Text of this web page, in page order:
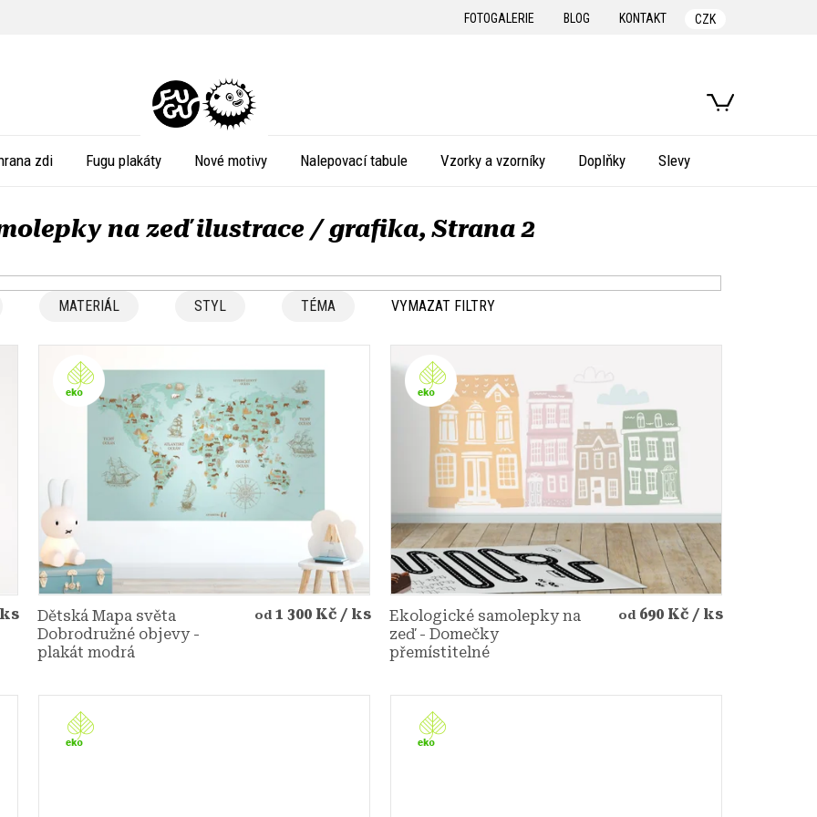
FOTOGALERIE BLOG KONTAKT CZK
NÁKUPNÍ
zdi Fugu plakáty Nové motivy Nalepovací tabule Vzorky a vzorníky Doplňky Slevy
na zeď ilustrace / grafika, Strana 2
MATERIÁL STYL TÉMA VYMAZAT FILTRY
Dětská Mapa světa
Dobrodružné objevy -
plakát modrá
od 1 300 Kč / ks
Ekologické samolepky na
zeď - Domečky
přemístitelné
od 690 Kč / ks